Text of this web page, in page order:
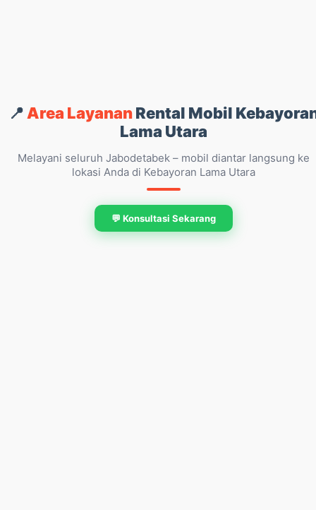
📍 Area LayananRental Mobil
Lama Utara
Melayani seluruh Jabodetabek – mobil diantar langsung ke
lokasi Anda di Kebayoran Lama Utara
💬 Konsultasi Sekarang